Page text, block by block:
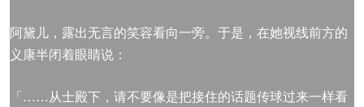
阿黛儿，露出无言的笑容看向一旁。于是，在她视线前方的
义康半闭着眼睛说：
「……从士殿下，请不要像是把接住的话题传球过来一样看